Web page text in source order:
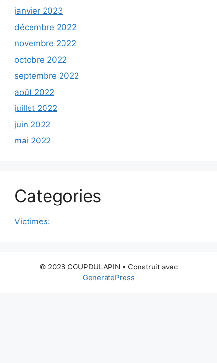
janvier 2023
décembre 2022
novembre 2022
octobre 2022
septembre 2022
août 2022
juillet 2022
juin 2022
mai 2022
Categories
Victimes:
© 2026 COUPDULAPIN • Construit avec
GeneratePress